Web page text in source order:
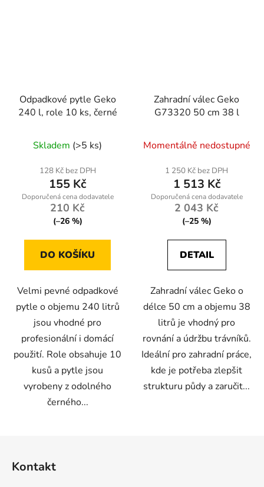
Odpadkové pytle Geko
240 l, role 10 ks, černé
Skladem (>5 ks)
128 Kč bez DPH
155 Kč
210 Kč
(–26 %)
DO KOŠÍKU
Velmi pevné odpadkové
pytle o objemu 240 litrů
jsou vhodné pro
profesionální i domácí
použití. Role obsahuje 10
kusů a pytle jsou
vyrobeny z odolného
černého...
Zahradní válec Geko
G73320 50 cm 38 l
Momentálně nedostupné
1 250 Kč bez DPH
1 513 Kč
2 043 Kč
(–25 %)
DETAIL
Zahradní válec Geko o
délce 50 cm a objemu 38
litrů je vhodný pro
rovnání a údržbu trávníků.
Ideální pro zahradní práce,
kde je potřeba zlepšit
strukturu půdy a zaručit...
Kontakt